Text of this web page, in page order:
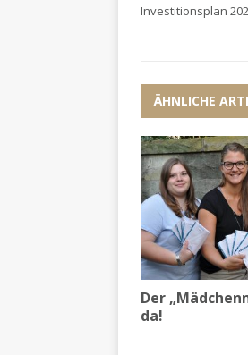
Investitionsplan
ÄHNLICHE
Der
da!